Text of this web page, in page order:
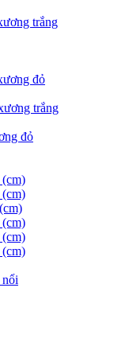
trắng
đỏ
trắng
đỏ
(cm)
(cm)
(cm)
(cm)
(cm)